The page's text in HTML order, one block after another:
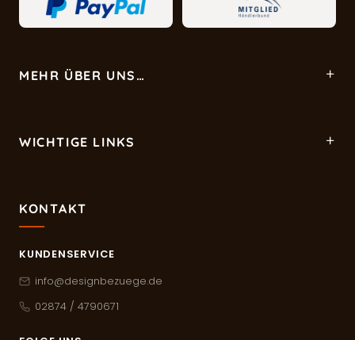
MEHR ÜBER UNS…
WICHTIGE LINKS
KONTAKT
KUNDENSERVICE
info@designbezuege.de
02874 / 4790671